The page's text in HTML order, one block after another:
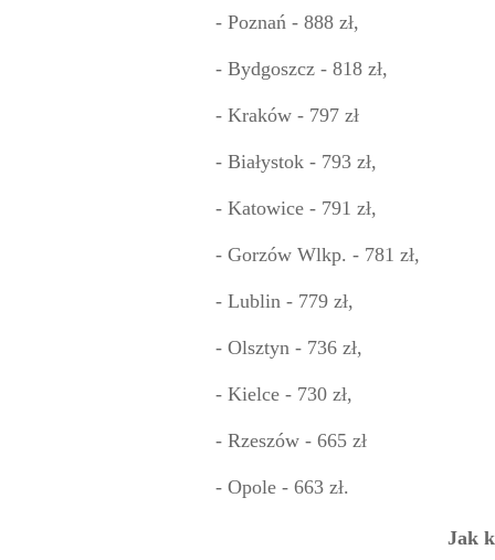
- Poznań - 888 zł,
- Bydgoszcz - 818 zł,
- Kraków - 797 zł
- Białystok - 793 zł,
- Katowice - 791 zł,
- Gorzów Wlkp. - 781 zł,
- Lublin - 779 zł,
- Olsztyn - 736 zł,
- Kielce - 730 zł,
- Rzeszów - 665 zł
- Opole - 663 zł.
Jak